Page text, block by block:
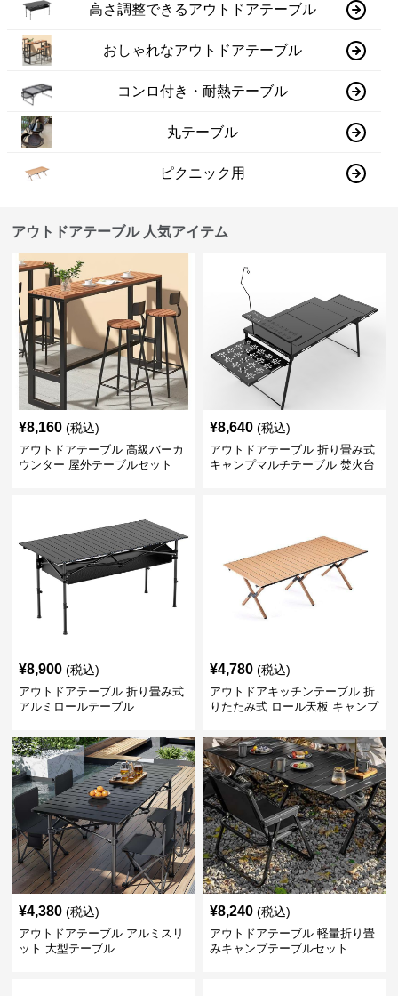
高さ調整できるアウトドアテーブル
おしゃれなアウトドアテーブル
コンロ付き・耐熱テーブル
丸テーブル
ピクニック用
アウトドアテーブル 人気アイテム
¥8,160 (税込)
アウトドアテーブル 高級バーカ
ウンター 屋外テーブルセット
¥8,640 (税込)
アウトドアテーブル 折り畳み式
キャンプマルチテーブル 焚火台
¥8,900 (税込)
アウトドアテーブル 折り畳み式
アルミロールテーブル
¥4,780 (税込)
アウトドアキッチンテーブル 折
りたたみ式 ロール天板 キャンプ
¥4,380 (税込)
アウトドアテーブル アルミスリ
ット 大型テーブル
¥8,240 (税込)
アウトドアテーブル 軽量折り畳
みキャンプテーブルセット